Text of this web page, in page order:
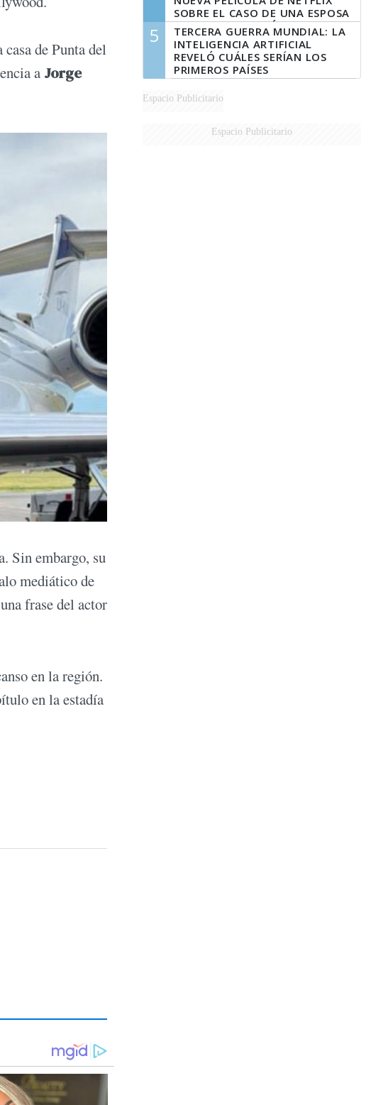
de Punta del
a Jorge
Sin embargo, su
mediático de
frase del actor
en la región.
en la estadía
SOBRE EL CASO DE UNA ESPOSA
QUE DESCUARTIZÓ A SU
MARIDO
5
TERCERA GUERRA MUNDIAL: LA
INTELIGENCIA ARTIFICIAL
REVELÓ CUÁLES SERÍAN LOS
PRIMEROS PAÍSES
LATINOAMERICANOS EN SER
DERROTADOS
Espacio Publicitario
Espacio Publicitario